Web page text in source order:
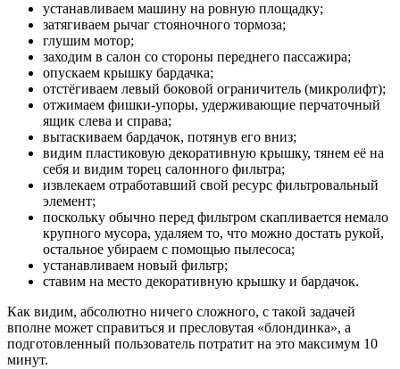
устанавливаем машину на ровную площадку;
затягиваем рычаг стояночного тормоза;
глушим мотор;
заходим в салон со стороны переднего пассажира;
опускаем крышку бардачка;
отстёгиваем левый боковой ограничитель (микролифт);
отжимаем фишки-упоры, удерживающие перчаточный
ящик слева и справа;
вытаскиваем бардачок, потянув его вниз;
видим пластиковую декоративную крышку, тянем её на
себя и видим торец салонного фильтра;
извлекаем отработавший свой ресурс фильтровальный
элемент;
поскольку обычно перед фильтром скапливается немало
крупного мусора, удаляем то, что можно достать рукой,
остальное убираем с помощью пылесоса;
устанавливаем новый фильтр;
ставим на место декоративную крышку и бардачок.
Как видим, абсолютно ничего сложного, с такой задачей
вполне может справиться и пресловутая «блондинка», а
подготовленный пользователь потратит на это максимум 10
минут.